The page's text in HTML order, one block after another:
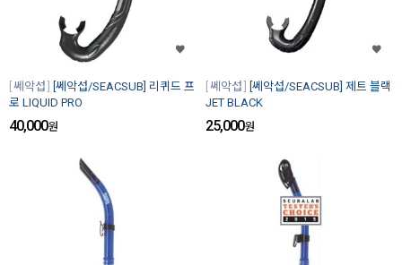
쎄악섭
[쎄악섭/SEACSUB] 리퀴드 프
로 LIQUID PRO
40,000원
쎄악섭
[쎄악섭/SEACSUB] 제트 블랙
JET BLACK
25,000원